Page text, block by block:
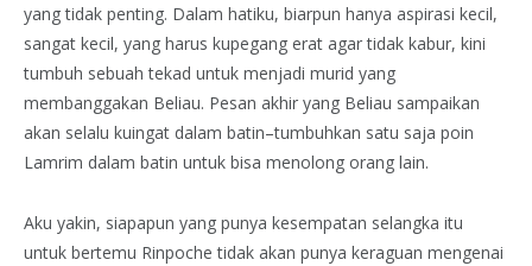
yang tidak penting. Dalam hatiku, biarpun hanya aspirasi kecil,
sangat kecil, yang harus kupegang erat agar tidak kabur, kini
tumbuh sebuah tekad untuk menjadi murid yang
membanggakan Beliau. Pesan akhir yang Beliau sampaikan
akan selalu kuingat dalam batin–tumbuhkan satu saja poin
Lamrim dalam batin untuk bisa menolong orang lain.
Aku yakin, siapapun yang punya kesempatan selangka itu
untuk bertemu Rinpoche tidak akan punya keraguan mengenai